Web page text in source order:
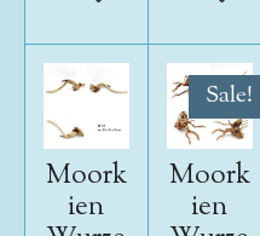
Moork
ien
Sale!
Moork
ien